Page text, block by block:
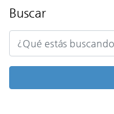
Buscar